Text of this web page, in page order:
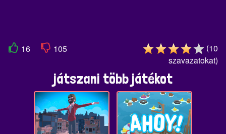
16 105 (10
szavazatokat)
játszani több játékot